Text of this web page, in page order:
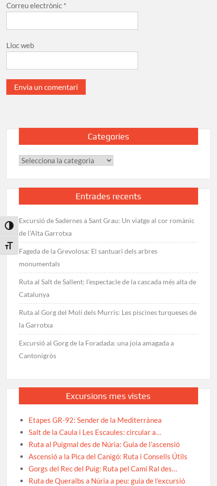
Toggle High Contrast
Toggle Font size
Correu electrònic *
Lloc web
Categories
Categories
Entrades recents
Excursió de Sadernes a Sant Grau: Un viatge al cor romànic
de l’Alta Garrotxa
Fageda de la Grevolosa: El santuari dels arbres
monumentals
Ruta al Salt de Sallent: l’espectacle de la cascada més alta de
Catalunya
Ruta al Gorg del Molí dels Murris: Les piscines turqueses de
la Garrotxa
Excursió al Gorg de la Foradada: una joia amagada a
Cantonigròs
Excursions mes vistes
Etapes GR-92: Sender de la Mediterrànea
Salt de la Caula i Les Escaules: circular a…
Ruta al Puigmal des de Núria: Guia de l’ascensió
Ascensió a la Pica del Canigó: Ruta i Consells Útils
Gorgs del Rec del Puig: Ruta pel Camí Ral des…
Ruta de Queralbs a Núria a peu: guia de l’excursió